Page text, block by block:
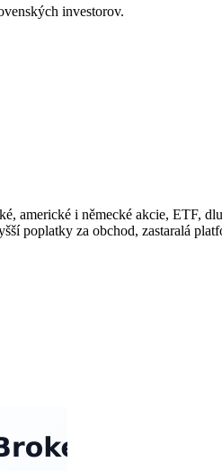
investorov.
americké i německé akcie, ETF,
poplatky za obchod, zastaralá